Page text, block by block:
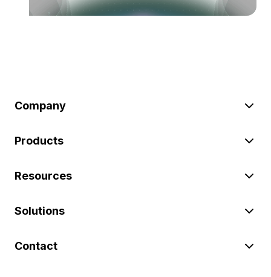
Company
Products
Resources
Solutions
Contact